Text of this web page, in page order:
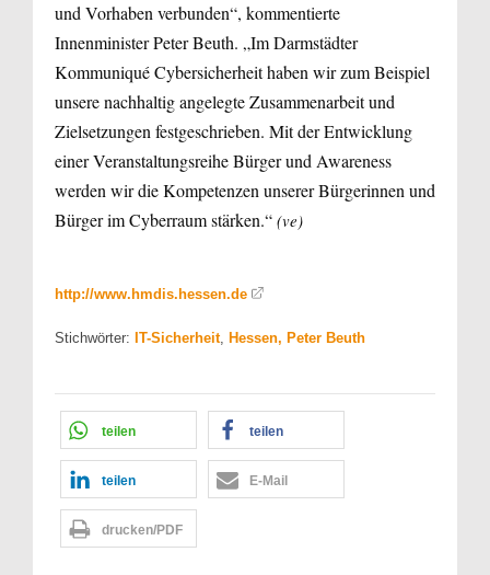
und Vorhaben verbunden“, kommentierte
Innenminister Peter Beuth. „Im Darmstädter
Kommuniqué Cybersicherheit haben wir zum Beispiel
unsere nachhaltig angelegte Zusammenarbeit und
Zielsetzungen festgeschrieben. Mit der Entwicklung
einer Veranstaltungsreihe Bürger und Awareness
werden wir die Kompetenzen unserer Bürgerinnen und
Bürger im Cyberraum stärken.“ (ve)
http://www.hmdis.hessen.de
Stichwörter: IT-Sicherheit, Hessen, Peter Beuth
teilen teilen
teilen E-Mail
drucken/PDF